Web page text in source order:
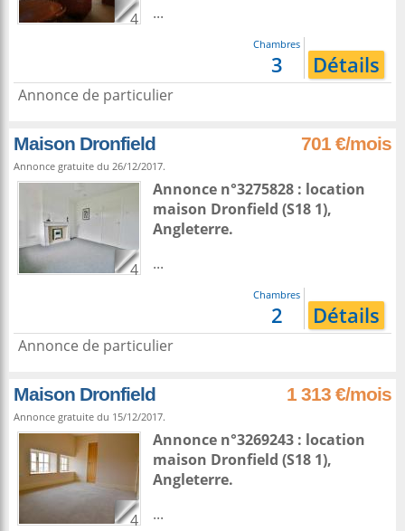
4
...
Chambres
3 Détails
Annonce de particulier
Maison Dronfield 701 €/mois
Annonce gratuite du 26/12/2017.
4
Annonce n°3275828 : location
maison Dronfield (S18 1),
Angleterre.
...
Chambres
2 Détails
Annonce de particulier
Maison Dronfield 1 313 €/mois
Annonce gratuite du 15/12/2017.
4
Annonce n°3269243 : location
maison Dronfield (S18 1),
Angleterre.
...